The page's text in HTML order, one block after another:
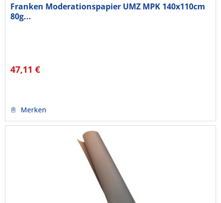
Franken Moderationspapier UMZ MPK 140x110cm
80g...
47,11 €
Merken